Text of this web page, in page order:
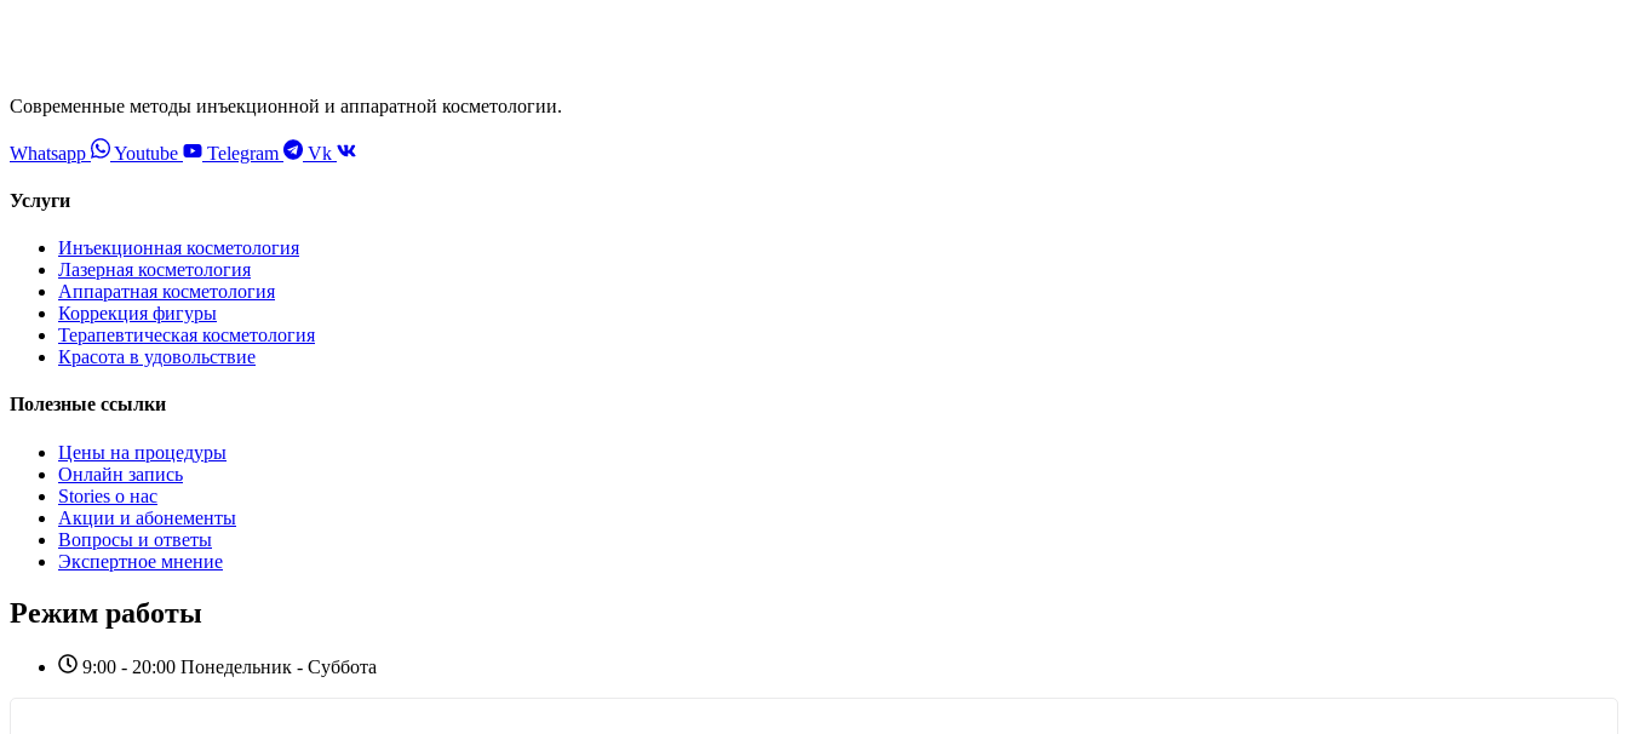
Современные методы инъекционной и аппаратной косметологии.
Whatsapp Youtube Telegram Vk
Услуги
Инъекционная косметология
Лазерная косметология
Аппаратная косметология
Коррекция фигуры
Терапевтическая косметология
Красота в удовольствие
Полезные ссылки
Цены на процедуры
Онлайн запись
Stories о нас
Акции и абонементы
Вопросы и ответы
Экспертное мнение
Режим работы
9:00 - 20:00 Понедельник - Суббота